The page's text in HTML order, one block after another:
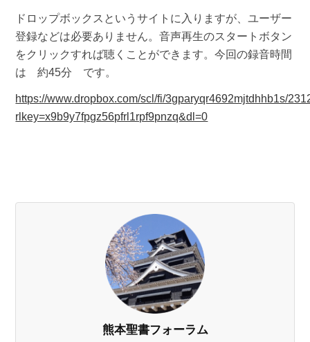
ドロップボックスというサイトに入りますが、ユーザー
登録などは必要ありません。音声再生のスタートボタン
をクリックすれば聴くことができます。今回の録音時間
は 約45分 です。
https://www.dropbox.com/scl/fi/3gparyqr4692mjtdhhb1s/
rlkey=x9b9y7fpgz56pfrl1rpf9pnzq&dl=0
熊本聖書フォーラム